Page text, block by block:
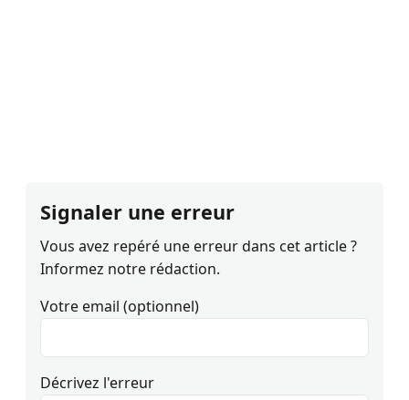
Signaler une erreur
Vous avez repéré une erreur dans cet article ?
Informez notre rédaction.
Votre email (optionnel)
Décrivez l'erreur